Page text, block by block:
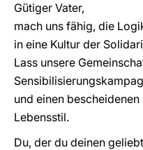
Gütiger Vater,
mach uns fähig, die
in eine Kultur der
Lass unsere
und einen
Lebensstil.
Du, der du deinen